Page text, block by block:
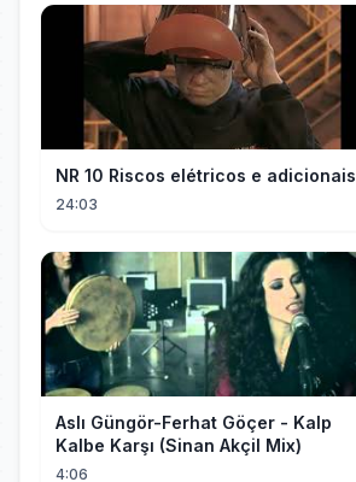
NR 10 Riscos elétricos e adicionais
24:03
Aslı Güngör-Ferhat Göçer - Kalp
Kalbe Karşı (Sinan Akçil Mix)
4:06